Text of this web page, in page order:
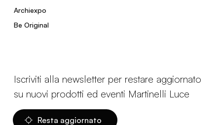
Archiexpo
Be Original
Iscriviti alla newsletter per restare aggiornato
su nuovi prodotti ed eventi Martinelli Luce
Resta aggiornato